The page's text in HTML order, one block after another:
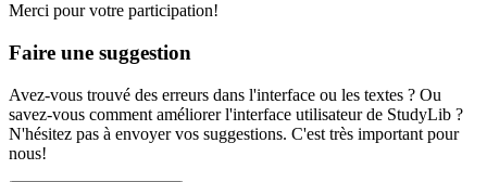
Merci pour votre participation!
Faire une suggestion
Avez-vous trouvé des erreurs dans l'interface ou les textes ? Ou
savez-vous comment améliorer l'interface utilisateur de StudyLib ?
N'hésitez pas à envoyer vos suggestions. C'est très important pour
nous!